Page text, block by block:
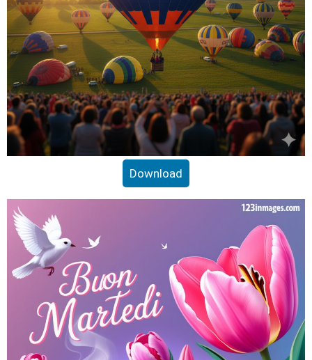
Download